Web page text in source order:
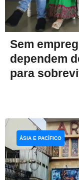
Sem
dependem
para
ÁSIA E PACÍFICO